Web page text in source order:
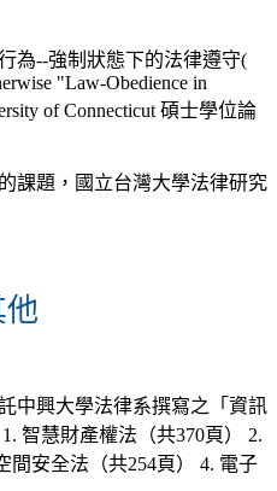
為--強制狀態下的法律遵守(
"Law-Obedience in
of Connecticut 碩士學位論
課題，國立台灣大學法律研究
他
中興大學法律系撰寫之「資訊
智慧財產權法（共370頁） 2.
間安全法（共254頁） 4. 電子